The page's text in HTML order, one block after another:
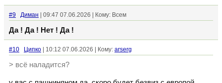
#9 Диман | 09:47 07.06.2026 | Кому: Всем
Да ! Да ! Нет ! Да !
#10 Ципко | 10:12 07.06.2026 | Кому: arserg
> всë наладится?